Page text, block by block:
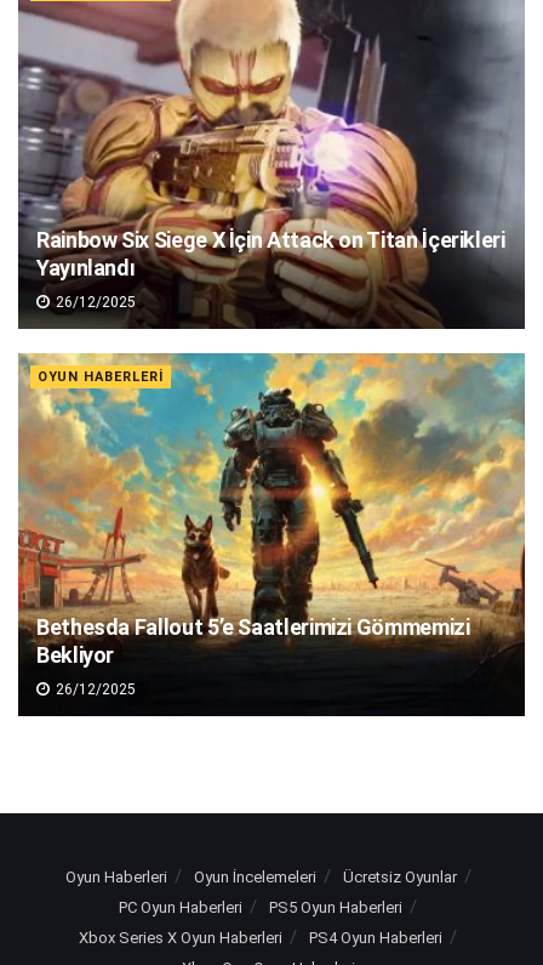
Rainbow Six Siege X İçin Attack on Titan İçerikleri
Yayınlandı
26/12/2025
OYUN HABERLERI
Bethesda Fallout 5’e Saatlerimizi Gömmemizi
Bekliyor
26/12/2025
Oyun Haberleri Oyun İncelemeleri
Ücretsiz Oyunlar
PC Oyun Haberleri
PS5 Oyun Haberleri
Xbox Series X Oyun Haberleri
PS4 Oyun Haberleri